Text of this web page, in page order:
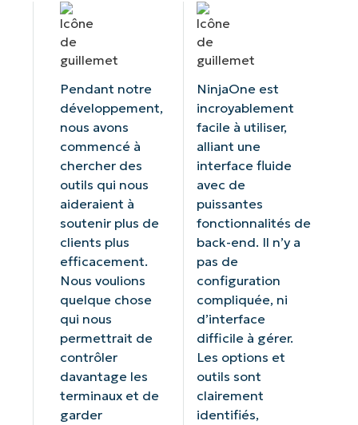
Pendant notre
développement,
nous avons
commencé à
chercher des
outils qui nous
aideraient à
soutenir plus de
clients plus
efficacement.
Nous voulions
quelque chose
qui nous
permettrait de
contrôler
davantage les
terminaux et de
garder
NinjaOne est
incroyablement
facile à utiliser,
alliant une
interface fluide
avec de
puissantes
fonctionnalités de
back-end. Il n’y a
pas de
configuration
compliquée, ni
d’interface
difficile à gérer.
Les options et
outils sont
clairement
identifiés,